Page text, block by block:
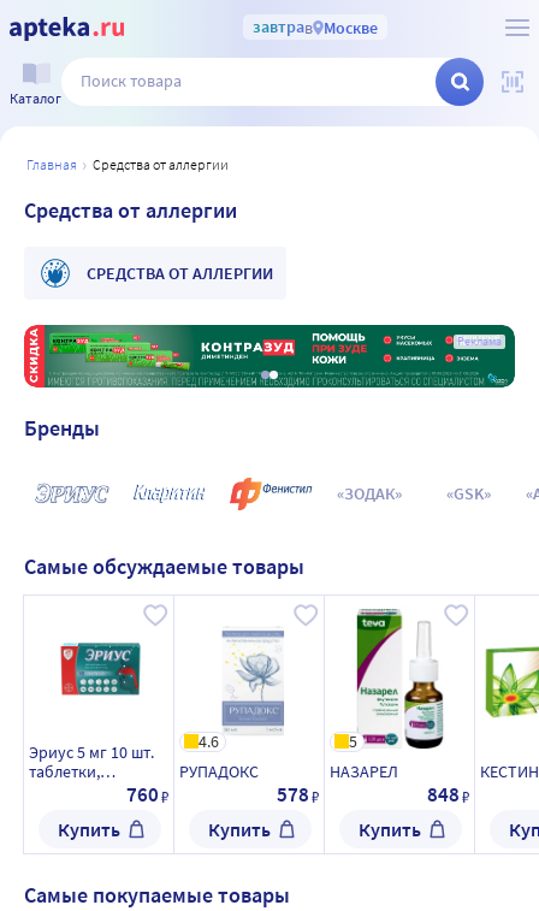
завтрав Москве
Каталог
главная средства от аллергии
Средства от аллергии
СРЕДСТВА ОТ АЛЛЕРГИИ
Реклама
Бренды
«ЗОДАК» «GSK»
Самые обсуждаемые товары
Эриус 5 мг 10 шт.
таблетки,
оболочкой
760₽
Купить
4.6
РУПАДОКС
578₽
Купить
5
НАЗАРЕЛ
848₽
Купить
КЕСТИН
Самые покупаемые товары